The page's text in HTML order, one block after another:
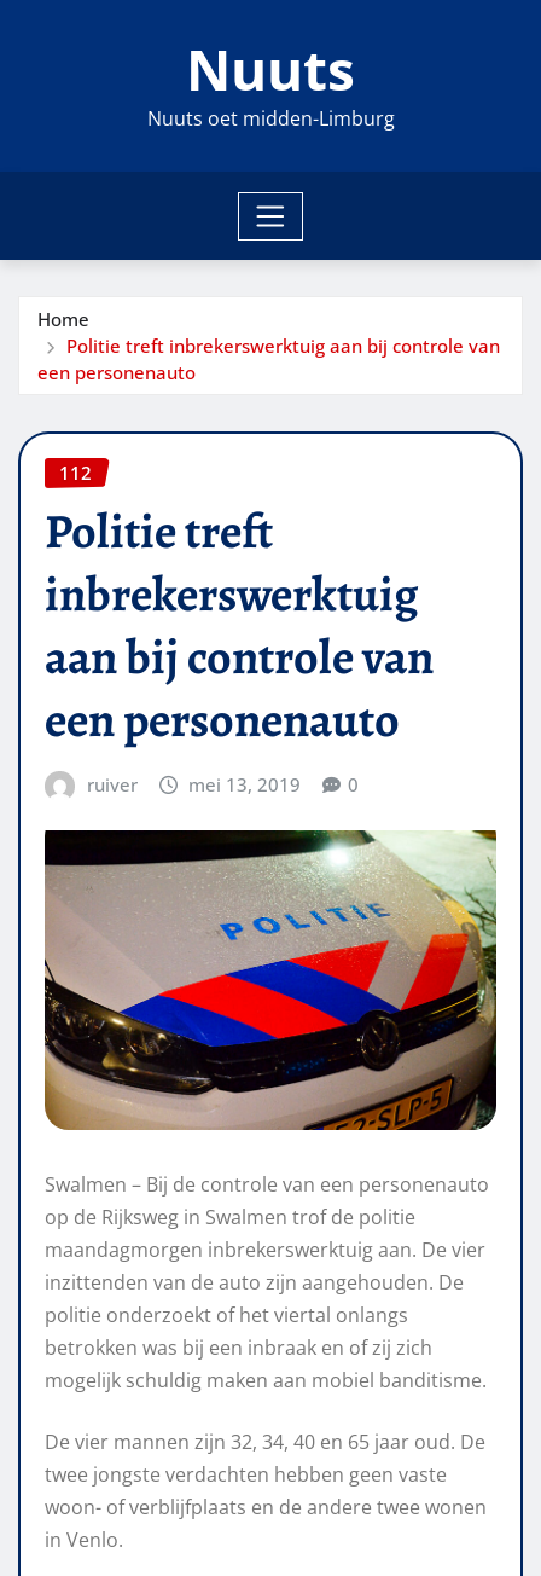
Nuuts
Nuuts oet midden-Limburg
Home
Politie treft inbrekerswerktuig aan bij controle van
een personenauto
112
Politie treft
inbrekerswerktuig
aan bij controle van
een personenauto
ruiver mei 13, 2019 0
Swalmen – Bij de controle van een personenauto
op de Rijksweg in Swalmen trof de politie
maandagmorgen inbrekerswerktuig aan. De vier
inzittenden van de auto zijn aangehouden. De
politie onderzoekt of het viertal onlangs
betrokken was bij een inbraak en of zij zich
mogelijk schuldig maken aan mobiel banditisme.
De vier mannen zijn 32, 34, 40 en 65 jaar oud. De
twee jongste verdachten hebben geen vaste
woon- of verblijfplaats en de andere twee wonen
in Venlo.